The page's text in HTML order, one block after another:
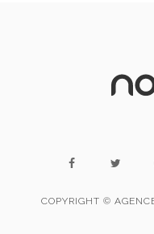
COPYRIGHT ©